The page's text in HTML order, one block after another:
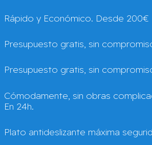
Rápido y Económico. Desde 200€
Presupuesto gratis, sin
Presupuesto gratis, sin
Cómodamente, sin obras
En 24h.
Plato antideslizante máxima